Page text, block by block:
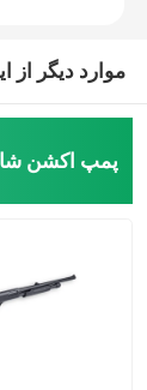
موارد دیگر از
پمپ اکشن